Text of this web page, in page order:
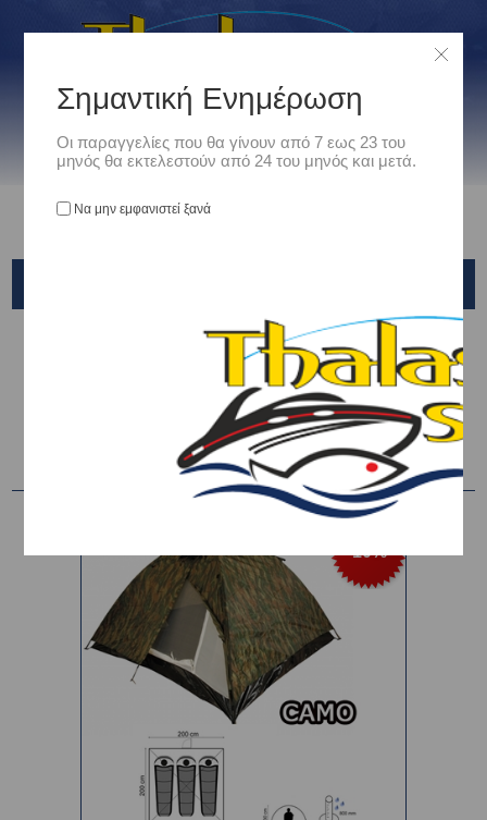
Είδη Camping - Outdoors Camping - Ορειβασια /
ΥΠΝΟΣ - ΔΙΑΒΙΩΣΗ / ΣΚΗΝΕΣ / PANDA
-10%
Σημαντική Ενημέρωση
Οι παραγγελίες που θα γίνουν από 7 εως 23 του
μηνός θα εκτελεστούν από 24 του μηνός και μετά.
Να μην εμφανιστεί ξανά